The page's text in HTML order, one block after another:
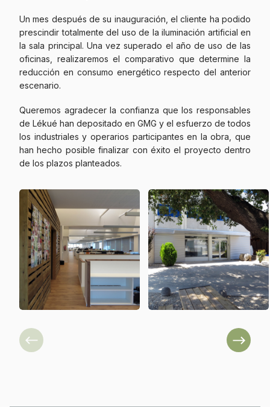
Un mes después de su inauguración, el cliente ha podido
prescindir totalmente del uso de la iluminación artificial en
la sala principal. Una vez superado el año de uso de las
oficinas, realizaremos el comparativo que determine la
reducción en consumo energético respecto del anterior
escenario.
Queremos agradecer la confianza que los responsables
de Lékué han depositado en GMG y el esfuerzo de todos
los industriales y operarios participantes en la obra, que
han hecho posible finalizar con éxito el proyecto dentro
de los plazos planteados.
Previous Next